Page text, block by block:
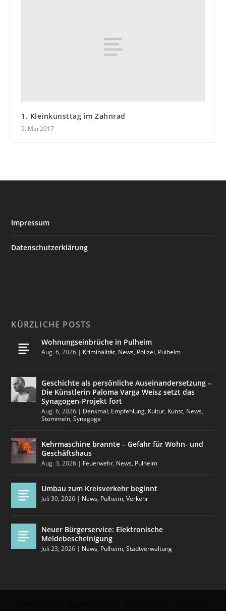
1. Kleinkunsttag im Zahnrad
9. Mai 2017
Impressum
Datenschutzerklärung
KÜRZLICHE POSTS
Wohnungseinbrüche in Pulheim
Aug. 6, 2026 | Kriminalität, News, Polizei, Pulheim
Geschichte als persönliche Auseinandersetzung –
Die Künstlerin Paloma Varga Weisz setzt das
Synagogen-Projekt fort
Aug. 6, 2026 | Denkmal, Empfehlung, Kultur, Kunst, News,
Stommeln,Synagoge
Kehrmaschine brannte – Gefahr für Wohn- und
Geschäftshaus
Aug. 3, 2026 | Feuerwehr, News, Pulheim
Umbau zum Kreisverkehr beginnt
Juli 30, 2026 | News, Pulheim,Verkehr
Neuer Bürgerservice: Elektronische
Meldebescheinigung
Juli 23, 2026 | News, Pulheim,Stadtverwaltung